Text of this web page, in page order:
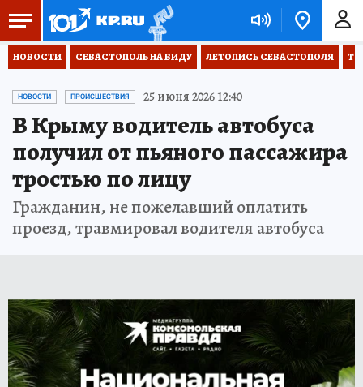
НОВОСТИ СЕВАСТОПОЛЬ НА ВИДУ ЛЕТОПИСЬ СЕВАСТОПОЛЯ
НОВОСТИ ПРОИСШЕСТВИЯ 25 июня 2026 12:40
В Крыму водитель автобуса
получил от пьяного пассажира
тростью по лицу
Гражданин, не пожелавший оплатить
проезд, травмировал водителя автобуса